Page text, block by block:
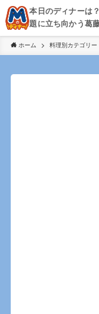
本日のディナーは
題に立ち向かう葛
阪・京都・神戸を
歩き、飲み歩きを
ホーム 料理別カテゴリー